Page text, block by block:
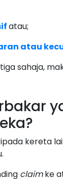
atau;
atau
sahaja,
kereta
claimke